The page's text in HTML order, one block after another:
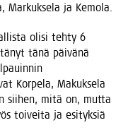
Mar­kuk­se­la ja Kemola.
oli­si teh­ty 6
tänä päi­vä­nä
Kor­pe­la, Makuk­se­la
sii­hen, mitä on, mut­ta
toi­vei­ta ja esi­tyk­siä